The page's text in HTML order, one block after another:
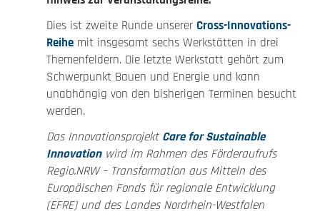
Dies ist zweite Runde unserer Cross-Innovations-
Reihemit insgesamt sechs Werkstätten in drei
Themenfeldern. Die letzte Werkstatt gehört zum
Schwerpunkt Bauen und Energie und kann
unabhängig von den bisherigen Terminen besucht
werden.
Das Innovationsprojekt Care for Sustainable
Innovationwird im Rahmen des Förderaufrufs
Regio.NRW – Transformation aus Mitteln des
Europäischen Fonds für regionale Entwicklung
(EFRE) und des Landes Nordrhein-Westfalen